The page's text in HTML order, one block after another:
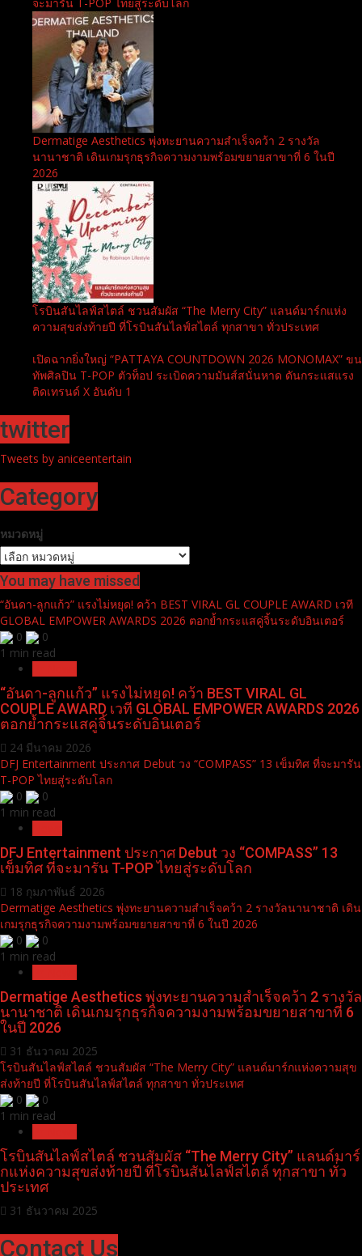
Dermatige Aesthetics พุ่งทะยานความสำเร็จคว้า 2 รางวัล
นานาชาติ เดินเกมรุกธุรกิจความงามพร้อมขยายสาขาที่ 6 ในปี
2026
โรบินสันไลฟ์สไตล์ ชวนสัมผัส “The Merry City” แลนด์มาร์กแห่ง
ความสุขส่งท้ายปี ที่โรบินสันไลฟ์สไตล์ ทุกสาขา ทั่วประเทศ
เปิดฉากยิ่งใหญ่ “PATTAYA COUNTDOWN 2026 MONOMAX” ขน
ทัพศิลปิน T-POP ตัวท็อป ระเบิดความมันส์สนั่นหาด ดันกระแสแรง
ติดเทรนด์ X อันดับ 1
twitter
Tweets by aniceentertain
Category
หมวดหมู่
You may have missed
“อันดา-ลูกแก้ว” แรงไม่หยุด! คว้า BEST VIRAL GL COUPLE AWARD เวที
GLOBAL EMPOWER AWARDS 2026 ตอกย้ำกระแสคู่จิ้นระดับอินเตอร์
0
0
1 min read
“อันดา-ลูกแก้ว” แรงไม่หยุด! คว้า BEST VIRAL GL
COUPLE AWARD เวที GLOBAL EMPOWER AWARDS 2026
ตอกย้ำกระแสคู่จิ้นระดับอินเตอร์
24 มีนาคม 2026
DFJ Entertainment ประกาศ Debut วง “COMPASS” 13 เข็มทิศ ที่จะมารัน
T-POP ไทยสู่ระดับโลก
0
0
1 min read
DFJ Entertainment ประกาศ Debut วง “COMPASS” 13
เข็มทิศ ที่จะมารัน T-POP ไทยสู่ระดับโลก
18 กุมภาพันธ์ 2026
Dermatige Aesthetics พุ่งทะยานความสำเร็จคว้า 2 รางวัลนานาชาติ เดิน
เกมรุกธุรกิจความงามพร้อมขยายสาขาที่ 6 ในปี 2026
0
0
1 min read
Dermatige Aesthetics พุ่งทะยานความสำเร็จคว้า 2 รางวัล
นานาชาติ เดินเกมรุกธุรกิจความงามพร้อมขยายสาขาที่ 6
ในปี 2026
31 ธันวาคม 2025
โรบินสันไลฟ์สไตล์ ชวนสัมผัส “The Merry City” แลนด์มาร์กแห่งความสุข
ส่งท้ายปี ที่โรบินสันไลฟ์สไตล์ ทุกสาขา ทั่วประเทศ
0
0
1 min read
โรบินสันไลฟ์สไตล์ ชวนสัมผัส “The Merry City” แลนด์มาร์
กแห่งความสุขส่งท้ายปี ที่โรบินสันไลฟ์สไตล์ ทุกสาขา ทั่ว
ประเทศ
31 ธันวาคม 2025
Contact Us